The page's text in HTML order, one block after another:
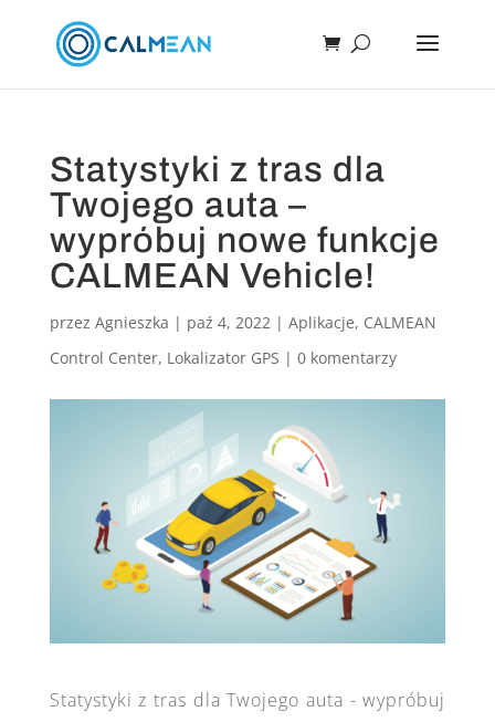
Statystyki z tras dla
Twojego auta –
wypróbuj nowe funkcje
CALMEAN Vehicle!
przez Agnieszka | paź 4, 2022| Aplikacje, CALMEAN
Control Center, Lokalizator GPS | 0 komentarzy
Statystyki z tras dla Twojego auta - wypróbuj